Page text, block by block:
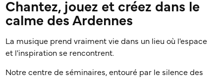
Chantez, jouez et créez dans le
calme des Ardennes
La musique prend vraiment vie dans un lieu où l'espace
et l'inspiration se rencontrent.
Notre centre de séminaires, entouré par le silence des